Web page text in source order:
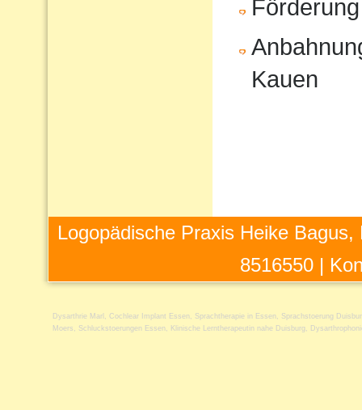
Kauen
Logopädische Praxis Heike
8516550 |
Dysarthrie Marl Cochlear Implant Essen Sprachtherapie in Essen
Sprachstoerung
Moers
Schluckstoerungen Essen Klinische Lerntherapeutin nahe Duisburg